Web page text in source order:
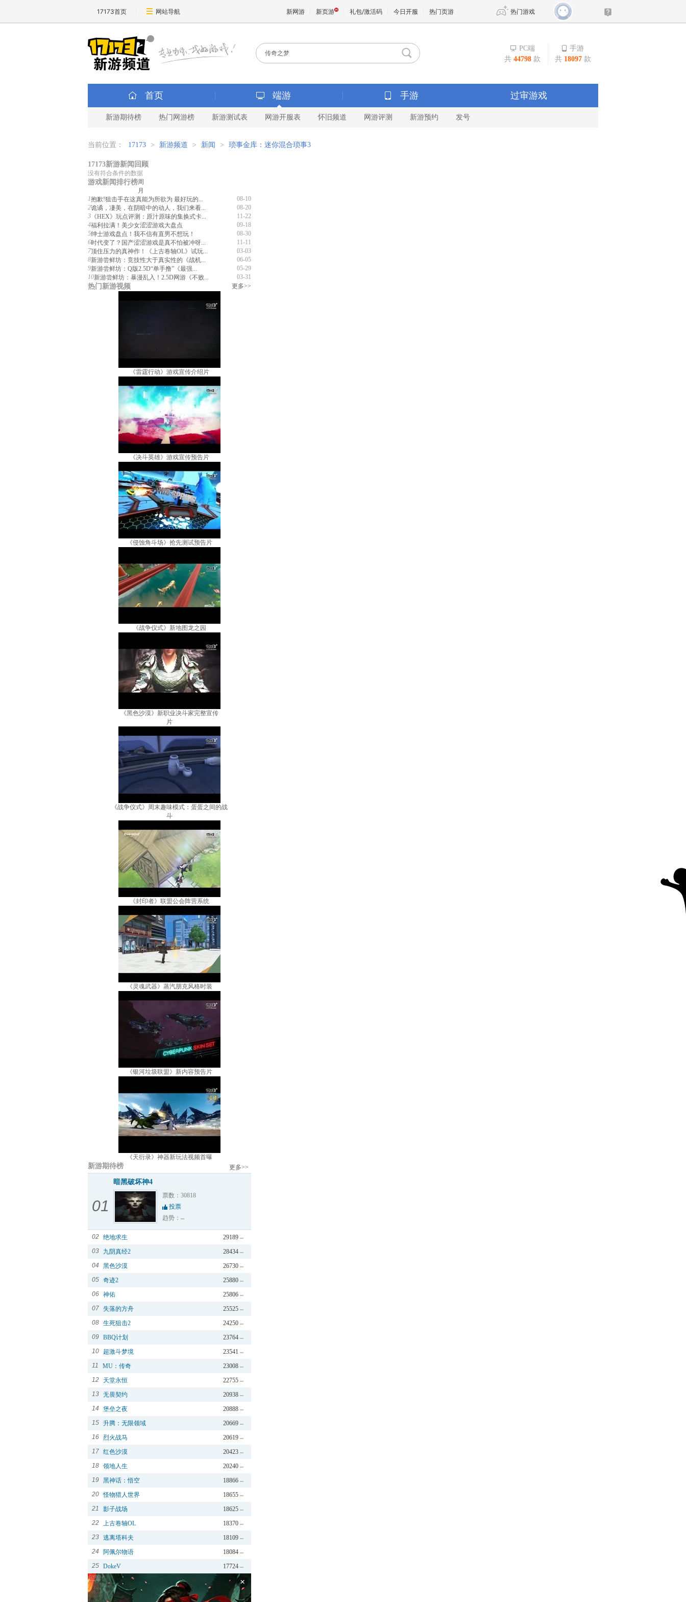
17173首页 网站导航 新网游 新页游 礼包/激活码 今日开服 热门页游 热门游戏
传奇4
新天龙八部
王权与自由
PC端
共 44798 款
手游
共 18097 款
首页 端游 手游 过审游戏
新游期待榜 热门网游榜 新游测试表 网游开服表 怀旧频道 网游评测 新游预约 发号
当前位置： 17173 > 新游频道 > 新闻 > 琐事金库：迷你混合琐事3
17173新游新闻回顾
没有符合条件的数据
游戏新闻排行榜周
月
1
08-10
抱歉!狙击手在这真能为所欲为 最好玩的...
2
08-20
诡谲，凄美，在阴暗中的动人，我们来看...
3
11-22
《HEX》玩点评测：原汁原味的集换式卡...
4
09-18
福利拉满！美少女涩涩游戏大盘点
5
08-30
绅士游戏盘点！我不信有直男不想玩！
6
11-11
时代变了？国产涩涩游戏是真不怕被冲呀...
7
03-03
顶住压力的真神作！《上古卷轴OL》试玩...
8
06-05
新游尝鲜坊：竞技性大于真实性的《战机...
9
05-29
新游尝鲜坊：Q版2.5D“单手撸”《最强...
10
03-31
新游尝鲜坊：暴漫乱入！2.5D网游《不败...
热门新游视频 更多>>
《雷霆行动》游戏宣传介绍片
《决斗英雄》游戏宣传预告片
《侵蚀角斗场》抢先测试预告片
《战争仪式》新地图龙之园
《黑色沙漠》新职业决斗家完整宣传
片
《战争仪式》周末趣味模式：蛋蛋之间的战
斗
《封印者》联盟公会阵营系统
《灵魂武器》蒸汽朋克风格时装
《银河垃圾联盟》新内容预告片
《天衍录》神器新玩法视频首曝
新游期待榜 更多>>
01
暗黑破坏神4
票数：30818
投票
趋势：
02 29189
绝地求生
03
28434
九阴真经2
04
26730
黑色沙漠
05
25880
奇迹2
06
25806
神佑
07
25525
失落的方舟
08
24250
生死狙击2
09
23764
BBQ计划
10
23541
超激斗梦境
11
23008
MU：传奇
12
22755
天堂永恒
13
20938
无畏契约
14
20888
堡垒之夜
15
20669
升腾：无限领域
16
20619
烈火战马
17
20423
红色沙漠
18
20240
领地人生
19
18866
黑神话：悟空
20
18655
怪物猎人世界
21
18625
影子战场
22
18370
上古卷轴OL
23
18109
逃离塔科夫
24
18084
阿佩尔物语
25
17724
DokeV
×